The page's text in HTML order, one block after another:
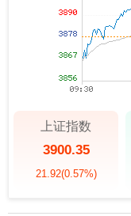
上证指数
3900.35
21.92(0.57%)